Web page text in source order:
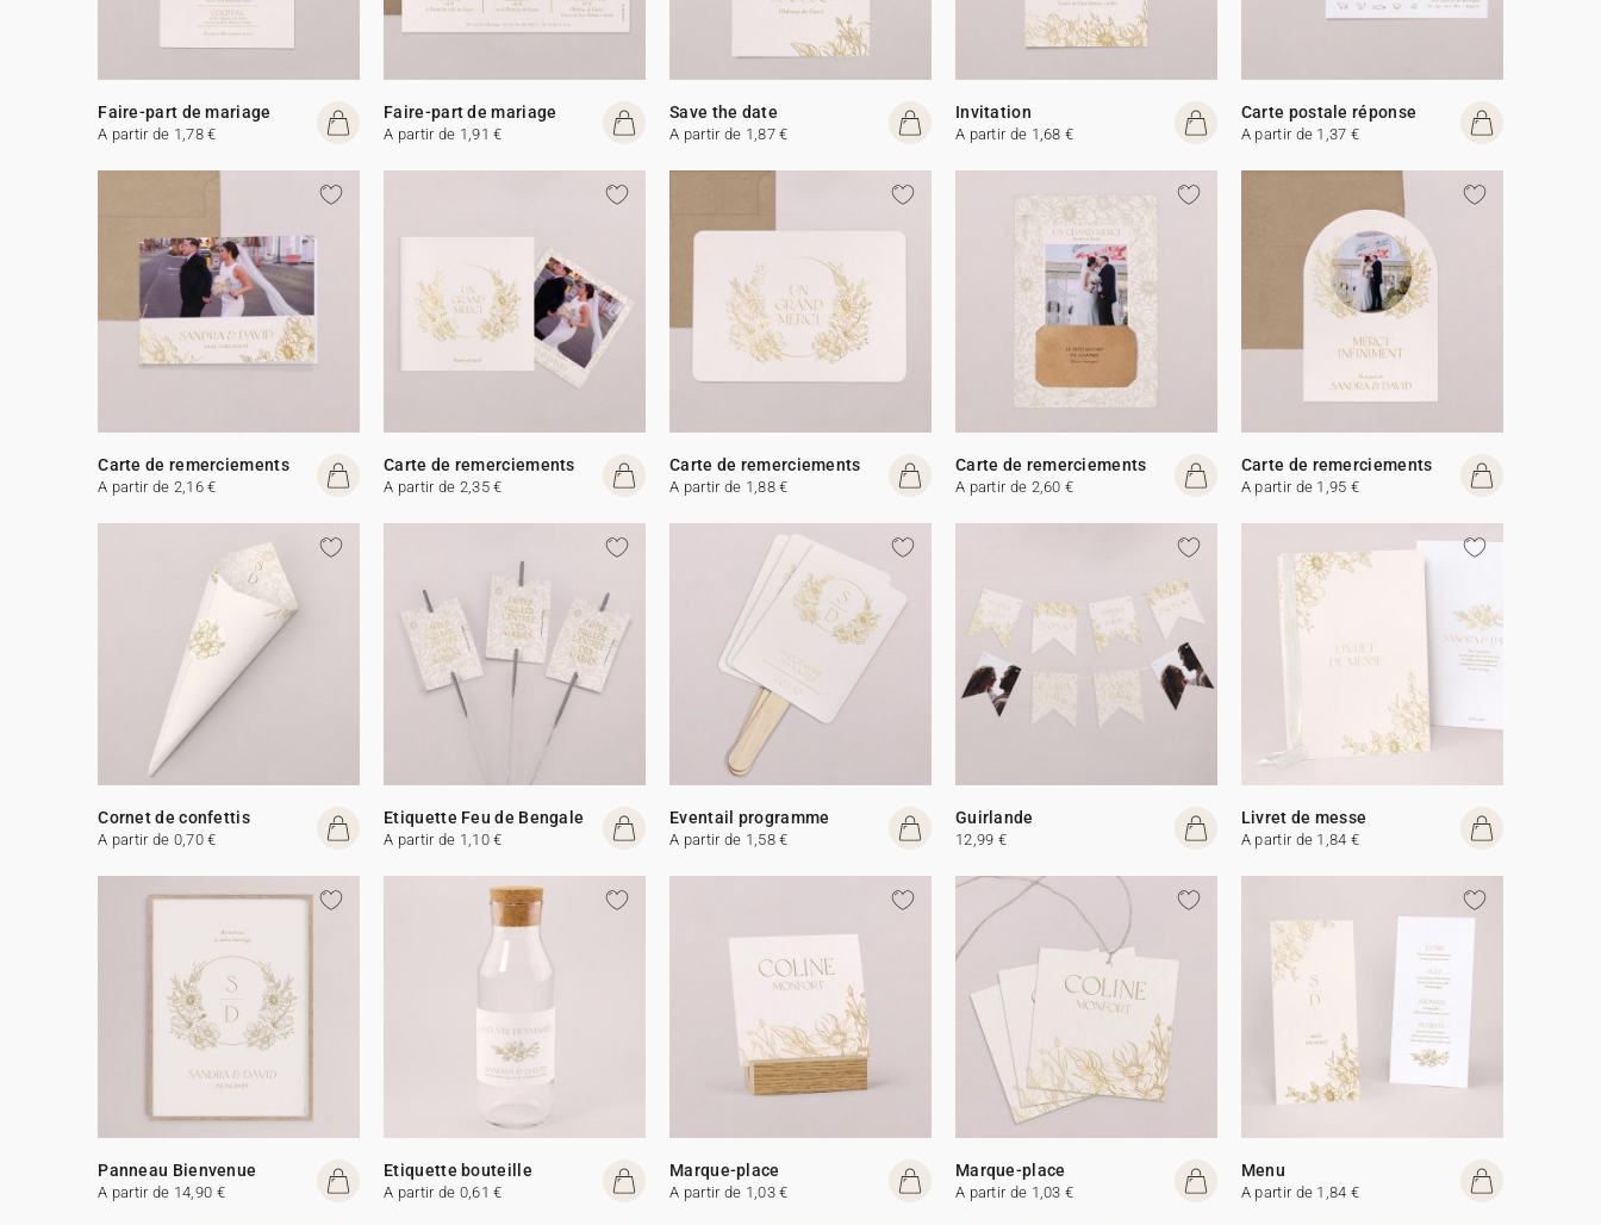
Faire-part de mariage
A partir de 1,78 €
Faire-part de mariage
A partir de 1,91 €
Save the date
A partir de 1,87 €
Invitation
A partir de 1,68 €
Carte postale réponse
A partir de 1,37 €
Carte de remerciements
A partir de 2,16 €
Carte de remerciements
A partir de 2,35 €
Carte de remerciements
A partir de 1,88 €
Carte de remerciements
A partir de 2,60 €
Carte de remerciements
A partir de 1,95 €
Cornet de confettis
A partir de 0,70 €
Etiquette Feu de Bengale
A partir de 1,10 €
Eventail programme
A partir de 1,58 €
Guirlande
12,99 €
Livret de messe
A partir de 1,84 €
Panneau Bienvenue
A partir de 14,90 €
Etiquette bouteille
A partir de 0,61 €
Marque-place
A partir de 1,03 €
Marque-place
A partir de 1,03 €
Menu
A partir de 1,84 €